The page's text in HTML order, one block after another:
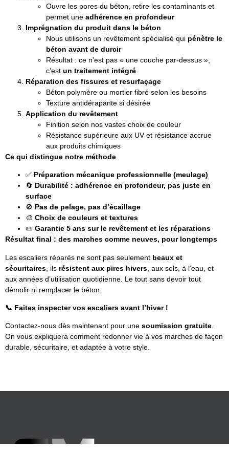
Ouvre les pores du béton, retire les contaminants et
permet une adhérence en profondeur
Imprégnation du produit dans le béton
Nous utilisons un revêtement spécialisé qui pénètre le
béton avant de durcir
Résultat : ce n’est pas « une couche par-dessus »,
c’est un traitement intégré
Réparation des fissures et resurfaçage
Béton polymère ou mortier fibré selon les besoins
Texture antidérapante si désirée
Application du revêtement
Finition selon nos vastes choix de couleur
Résistance supérieure aux UV et résistance accrue
aux produits chimiques
Ce qui distingue notre méthode
✅ Préparation mécanique professionnelle (meulage)
🔄 Durabilité : adhérence en profondeur, pas juste en
surface
🚫 Pas de pelage, pas d’écaillage
🎨 Choix de couleurs et textures
📜 Garantie 5 ans sur le revêtement et les réparations
Résultat final : des marches comme neuves, pour longtemps
Les escaliers réparés ne sont pas seulement beaux et
sécuritaires , ils résistent aux pires hivers , aux sels, à l’eau, et
aux années d’utilisation quotidienne. Le tout sans devoir tout
démolir ni remplacer le béton.
📞 Faites inspecter vos escaliers avant l’hiver !
Contactez-nous dès maintenant pour une soumission gratuite.
On vous expliquera comment redonner vie à vos marches de façon
durable, sécuritaire, et adaptée à votre style.